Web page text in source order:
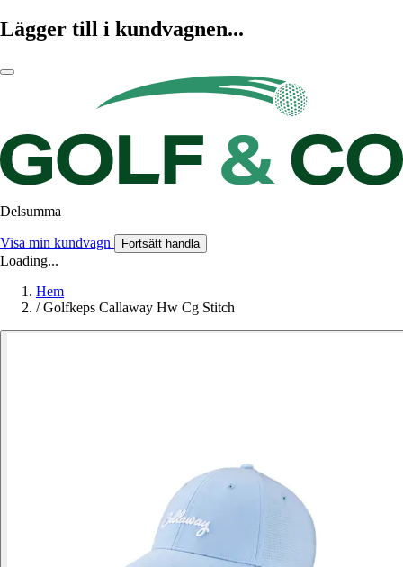
Lägger till i kundvagnen...
Delsumma
Visa min kundvagn Fortsätt handla
Loading...
Hem
/ Golfkeps Callaway Hw Cg Stitch